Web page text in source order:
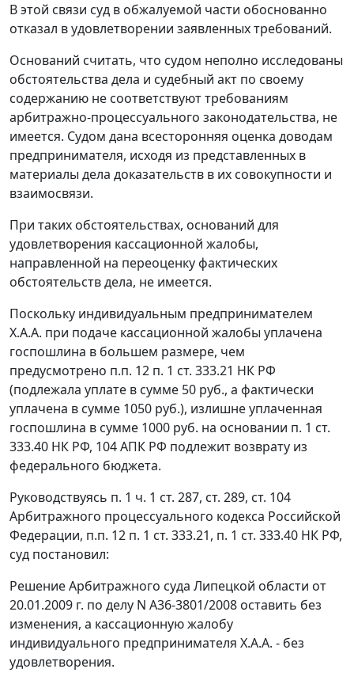
В этой связи суд в обжалуемой части обоснованно
отказал в удовлетворении заявленных требований.
Оснований считать, что судом неполно исследованы
обстоятельства дела и судебный акт по своему
содержанию не соответствуют требованиям
арбитражно-процессуального законодательства, не
имеется. Судом дана всесторонняя оценка доводам
предпринимателя, исходя из представленных в
материалы дела доказательств в их совокупности и
взаимосвязи.
При таких обстоятельствах, оснований для
удовлетворения кассационной жалобы,
направленной на переоценку фактических
обстоятельств дела, не имеется.
Поскольку индивидуальным предпринимателем
Х.А.А. при подаче кассационной жалобы уплачена
госпошлина в большем размере, чем
предусмотрено п.п. 12 п. 1 ст. 333.21 НК РФ
(подлежала уплате в сумме 50 руб., а фактически
уплачена в сумме 1050 руб.), излишне уплаченная
госпошлина в сумме 1000 руб. на основании п. 1 ст.
333.40 НК РФ, 104АПК РФ подлежит возврату из
федерального бюджета.
Руководствуясь п. 1 ч. 1 ст. 287, ст. 289, ст. 104
Арбитражного процессуального кодекса Российской
Федерации, п.п. 12 п. 1 ст. 333.21, п. 1 ст. 333.40 НК РФ,
суд постановил:
Решение Арбитражного суда Липецкой области от
20.01.2009 г. по делу N А36-3801/2008 оставить без
изменения, а кассационную жалобу
индивидуального предпринимателя Х.А.А. - без
удовлетворения.